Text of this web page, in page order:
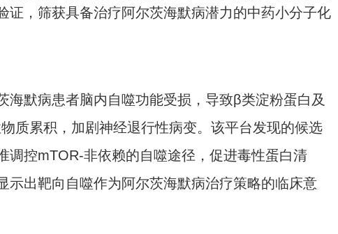
证，筛获具备治疗阿尔茨海默病潜力的中药小分子化
默病患者脑内自噬功能受损，导致β类淀粉蛋白及
质累积，加剧神经退行性病变。该平台发现的候选
调控mTOR-非依赖的自噬途径，促进毒性蛋白清
示出靶向自噬作为阿尔茨海默病治疗策略的临床意